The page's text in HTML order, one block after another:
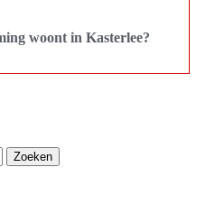
woont in Kasterlee?